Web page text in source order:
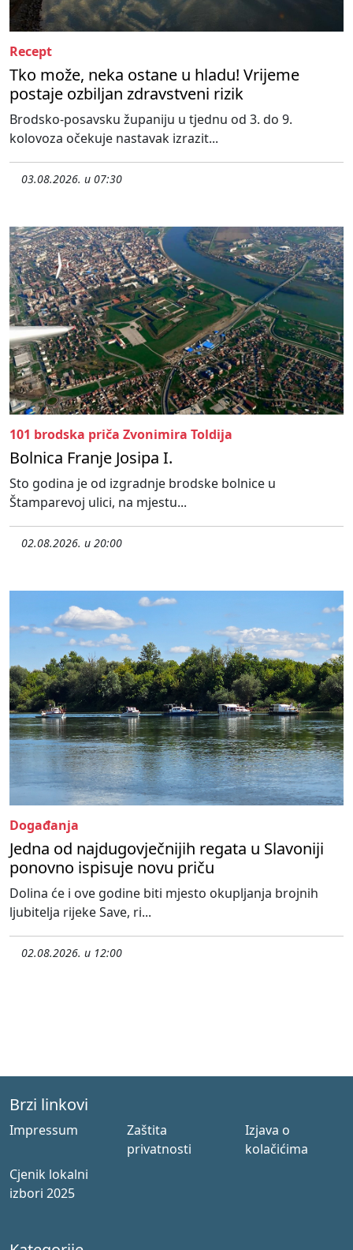
Recept
Tko može, neka ostane u hladu! Vrijeme
postaje ozbiljan zdravstveni rizik
Brodsko-posavsku županiju u tjednu od 3. do 9.
kolovoza očekuje nastavak izrazit...
03.08.2026. u 07:30
101 brodska priča Zvonimira Toldija
Bolnica Franje Josipa I.
Sto godina je od izgradnje brodske bolnice u
Štamparevoj ulici, na mjestu...
02.08.2026. u 20:00
Događanja
Jedna od najdugovječnijih regata u Slavoniji
ponovno ispisuje novu priču
Dolina će i ove godine biti mjesto okupljanja brojnih
ljubitelja rijeke Save, ri...
02.08.2026. u 12:00
Brzi linkovi
Impressum
Zaštita
privatnosti
Izjava o
kolačićima
Cjenik lokalni
izbori 2025